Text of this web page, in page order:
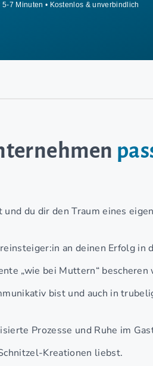
5-7 Minuten • Kostenlos & unverbindlich
du dir den Traum eines
an deinen Erfolg in
„wie bei Muttern“
bist und auch in
Prozesse und Ruhe im
Kreationen liebst.